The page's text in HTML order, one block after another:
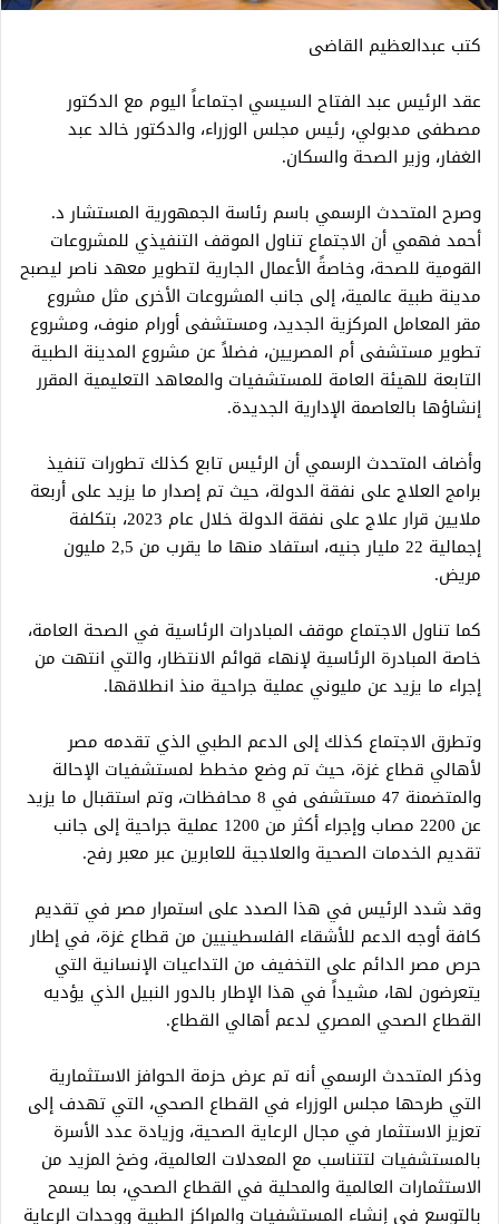
كتب عبدالعظيم القاضى
عقد الرئيس عبد الفتاح السيسي اجتماعاً اليوم مع الدكتور
مصطفى مدبولي، رئيس مجلس الوزراء، والدكتور خالد عبد
الغفار، وزير الصحة والسكان.
وصرح المتحدث الرسمي باسم رئاسة الجمهورية المستشار د.
أحمد فهمي أن الاجتماع تناول الموقف التنفيذي للمشروعات
القومية للصحة، وخاصةً الأعمال الجارية لتطوير معهد ناصر ليصبح
مدينة طبية عالمية، إلى جانب المشروعات الأخرى مثل مشروع
مقر المعامل المركزية الجديد، ومستشفى أورام منوف، ومشروع
تطوير مستشفى أم المصريين، فضلاً عن مشروع المدينة الطبية
التابعة للهيئة العامة للمستشفيات والمعاهد التعليمية المقرر
إنشاؤها بالعاصمة الإدارية الجديدة.
وأضاف المتحدث الرسمي أن الرئيس تابع كذلك تطورات تنفيذ
برامج العلاج على نفقة الدولة، حيث تم إصدار ما يزيد على أربعة
ملايين قرار علاج على نفقة الدولة خلال عام 2023، بتكلفة
إجمالية 22 مليار جنيه، استفاد منها ما يقرب من 2,5 مليون
مريض.
كما تناول الاجتماع موقف المبادرات الرئاسية في الصحة العامة،
خاصة المبادرة الرئاسية لإنهاء قوائم الانتظار، والتي انتهت من
إجراء ما يزيد عن مليوني عملية جراحية منذ انطلاقها.
وتطرق الاجتماع كذلك إلى الدعم الطبي الذي تقدمه مصر
لأهالي قطاع غزة، حيث تم وضع مخطط لمستشفيات الإحالة
والمتضمنة 47 مستشفى في 8 محافظات، وتم استقبال ما يزيد
عن 2200 مصاب وإجراء أكثر من 1200 عملية جراحية إلى جانب
تقديم الخدمات الصحية والعلاجية للعابرين عبر معبر رفح.
وقد شدد الرئيس في هذا الصدد على استمرار مصر في تقديم
كافة أوجه الدعم للأشقاء الفلسطينيين من قطاع غزة، في إطار
حرص مصر الدائم على التخفيف من التداعيات الإنسانية التي
يتعرضون لها، مشيداً في هذا الإطار بالدور النبيل الذي يؤديه
القطاع الصحي المصري لدعم أهالي القطاع.
وذكر المتحدث الرسمي أنه تم عرض حزمة الحوافز الاستثمارية
التي طرحها مجلس الوزراء في القطاع الصحي، التي تهدف إلى
تعزيز الاستثمار في مجال الرعاية الصحية، وزيادة عدد الأسرة
بالمستشفيات لتتناسب مع المعدلات العالمية، وضخ المزيد من
الاستثمارات العالمية والمحلية في القطاع الصحي، بما يسمح
بالتوسع في إنشاء المستشفيات والمراكز الطبية ووحدات الرعاية